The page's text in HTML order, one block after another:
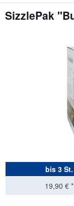
SizzlePak
bis 3 St.
19,90 € *